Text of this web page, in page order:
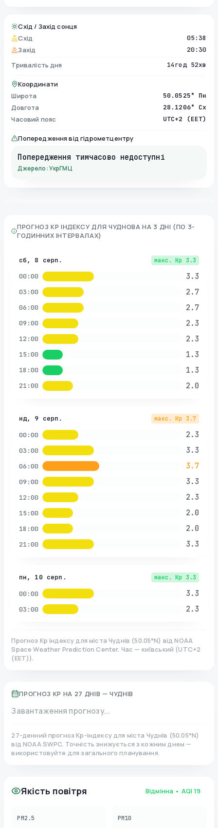
Схід / Захід сонця
Схід
05:38
Захід 20:30
Тривалість дня 14год 52хв
Координати
Широта
50.0525° Пн
Довгота 28.1206° Сх
Часовий пояс UTC+2 (EET)
Попередження від гідрометцентру
Попередження тимчасово недоступні
Джерело: УкрГМЦ
ПРОГНОЗ KP ІНДЕКСУ ДЛЯ ЧУДНОВА НА 3 ДНІ (ПО 3-
ГОДИННИХ ІНТЕРВАЛАХ)
сб, 8 серп. макс. Kp 3.3
00:00 3.3
03:00 2.7
06:00 2.7
09:00 2.3
12:00 2.3
15:00 1.3
18:00 1.3
21:00 2.0
нд, 9 серп. макс. Kp 3.7
00:00 2.3
03:00 3.3
06:00 3.7
09:00 3.3
12:00 2.3
15:00 2.0
18:00 2.0
21:00 3.3
пн, 10 серп. макс. Kp 3.3
00:00 3.3
03:00 2.3
Прогноз Kp індексу для міста Чуднів (50.05°N) від NOAA
Space Weather Prediction Center. Час — київський (UTC+2
(EET)).
ПРОГНОЗ KP НА 27 ДНІВ — ЧУДНІВ
Завантаження прогнозу...
27-денний прогноз Kp-індексу для міста Чуднів (50.05°N)
від NOAA SWPC. Точність знижується з кожним днем —
використовуйте для загального планування.
Якість повітря Відмінна • AQI19
PM2.5 PM10